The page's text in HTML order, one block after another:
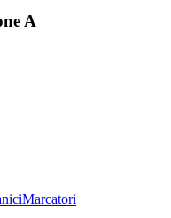
A
Marcatori